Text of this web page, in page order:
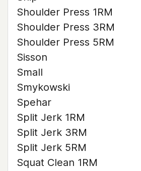
Shoulder Press 1RM
Shoulder Press 3RM
Shoulder Press 5RM
Sisson
Small
Smykowski
Spehar
Split Jerk 1RM
Split Jerk 3RM
Split Jerk 5RM
Squat Clean 1RM